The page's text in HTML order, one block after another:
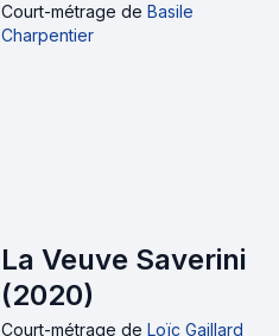
Court-métrage de Basile
Charpentier
La Veuve Saverini
(2020)
Court-métrage de Loïc Gaillard